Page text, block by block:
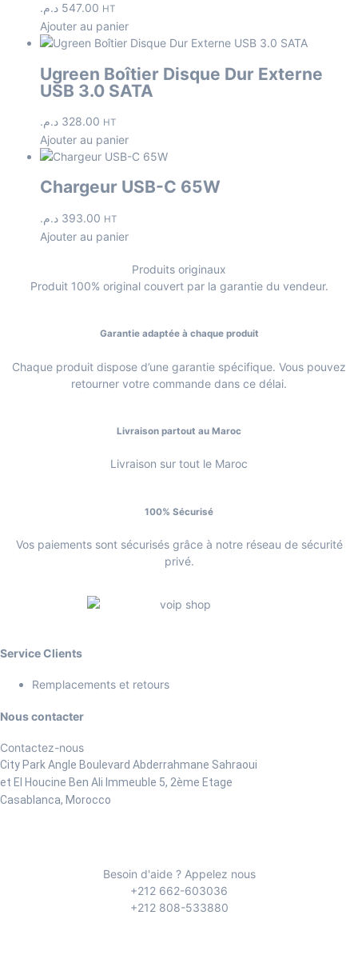
547.00 د.م. HT
Ajouter au panier
Ugreen Boîtier Disque Dur Externe
USB 3.0 SATA
328.00 د.م. HT
Ajouter au panier
Chargeur USB-C 65W
393.00 د.م. HT
Ajouter au panier
Produits originaux
Produit 100% original couvert par la garantie du vendeur.
Garantie adaptée à chaque produit
Chaque produit dispose d’une garantie spécifique. Vous pouvez
retourner votre commande dans ce délai.
Livraison partout au Maroc
Livraison sur tout le Maroc
100% Sécurisé
Vos paiements sont sécurisés grâce à notre réseau de sécurité
privé.
Service Clients
Remplacements et retours
Nous contacter
Contactez-nous
City Park Angle Boulevard Abderrahmane Sahraoui
et El Houcine Ben Ali Immeuble 5, 2ème Etage
Casablanca, Morocco
Besoin d'aide ? Appelez nous
+212 662-603036
+212 808-533880